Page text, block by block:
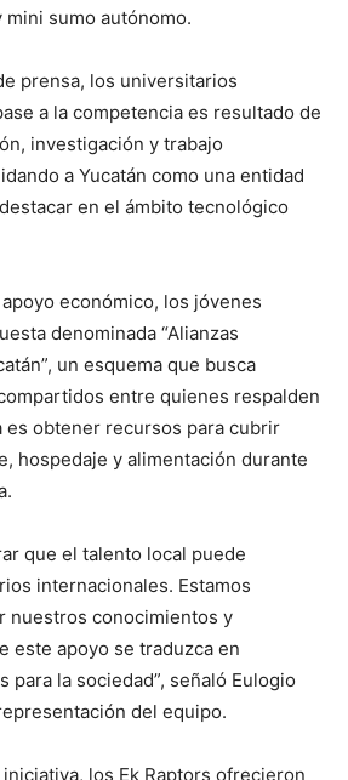
sumo autónomo.
prensa, los universitarios
a la competencia es resultado de
investigación y trabajo
a Yucatán como una entidad
en el ámbito tecnológico
económico, los jóvenes
denominada “Alianzas
un esquema que busca
entre quienes respalden
es obtener recursos para cubrir
hospedaje y alimentación durante
que el talento local puede
internacionales. Estamos
nuestros conocimientos y
este apoyo se traduzca en
para la sociedad”, señaló Eulogio
del equipo.
los Ek Raptors ofrecieron